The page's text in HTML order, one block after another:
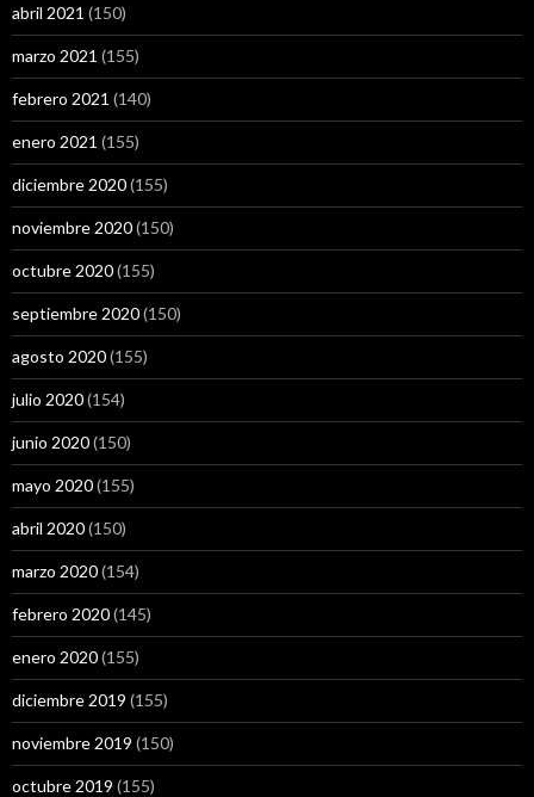
abril 2021 (150)
marzo 2021 (155)
febrero 2021 (140)
enero 2021 (155)
diciembre 2020(155)
noviembre 2020(150)
octubre 2020(155)
septiembre 2020(150)
agosto 2020(155)
julio 2020(154)
junio 2020(150)
mayo 2020(155)
abril 2020(150)
marzo 2020(154)
febrero 2020(145)
enero 2020(155)
diciembre 2019 (155)
noviembre 2019 (150)
octubre 2019 (155)